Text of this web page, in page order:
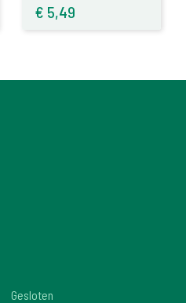
€ 5,49
Gesloten